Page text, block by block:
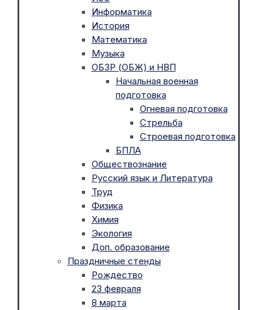
Информатика
История
Математика
Музыка
ОБЗР (ОБЖ) и НВП
Начальная военная
подготовка
Огневая подготовка
Стрельба
Строевая подготовка
БПЛА
Обществознание
Русский язык и Литература
Труд
Физика
Химия
Экология
Доп. образование
Праздничные стенды
Рождество
23 февраля
8 марта